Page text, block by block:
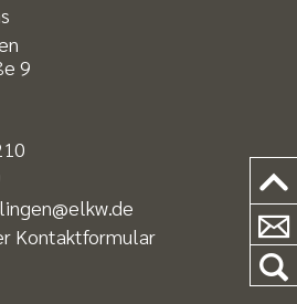
9
Kontaktformular